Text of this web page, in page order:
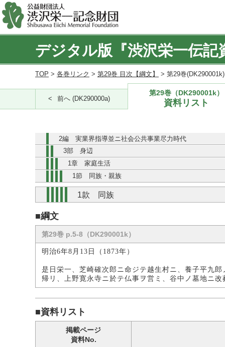
デジタル版『渋沢栄一伝記
TOP > 各巻リンク > 第29巻 目次【綱文】 > 第29巻
前へ (DK290000a)
第29巻（DK290001k）
資料リスト
2編 実業界指導並ニ社会公共事業尽力時代
3部 身辺
1章 家庭生活
1節 同族・親族
1款 同族
■綱文
第29巻 p.5-8（DK290001k）
明治6年8月13日（1873年）
是日栄一、芝崎確次郎ニ命ジテ越生村ニ、養子平九
帰リ、上野寛永寺ニ於テ仏事ヲ営ミ、谷中ノ墓地ニ改
■資料リスト
掲載ページ
資料No.